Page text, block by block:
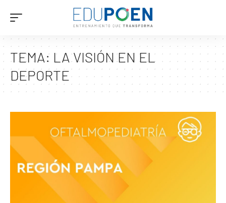
TEMA: LA VISIÓN EN EL
DEPORTE